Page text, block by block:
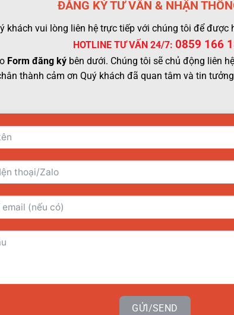
ĐĂNG KÝ TƯ VẤN & NHẬN
khách vui lòng liên hệ trực tiếp với chúng tôi để được
HOTLINE TƯ VẤN 24/7: 0859 166
Form đăng kýbên dưới. Chúng tôi sẽ chủ động liên
thành cảm ơn Quý khách đã quan tâm và tin
GỬI/SEND